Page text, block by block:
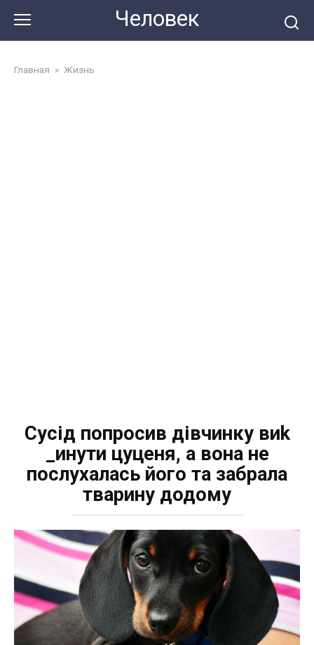
змісту
Человек
Главная » Жизнь
Сусід попросив дівчинку виk
_инyти цуценя, а вона не
послухалась його та забрала
тварину додому